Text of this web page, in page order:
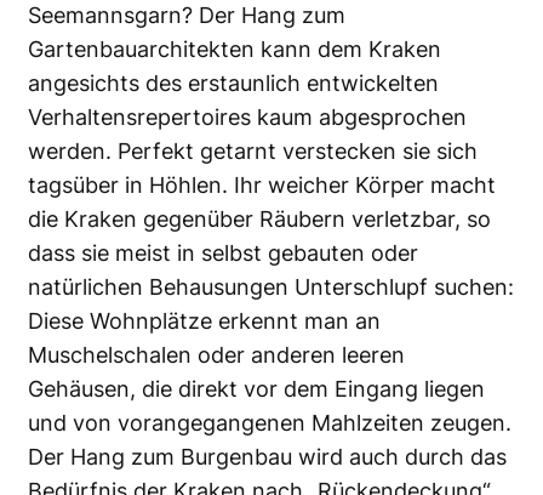
Seemannsgarn? Der Hang zum
Gartenbauarchitekten kann dem Kraken
angesichts des erstaunlich entwickelten
Verhaltensrepertoires kaum abgesprochen
werden. Perfekt getarnt verstecken sie sich
tagsüber in Höhlen. Ihr weicher Körper macht
die Kraken gegenüber Räubern verletzbar, so
dass sie meist in selbst gebauten oder
natürlichen Behausungen Unterschlupf suchen:
Diese Wohnplätze erkennt man an
Muschelschalen oder anderen leeren
Gehäusen, die direkt vor dem Eingang liegen
und von vorangegangenen Mahlzeiten zeugen.
Der Hang zum Burgenbau wird auch durch das